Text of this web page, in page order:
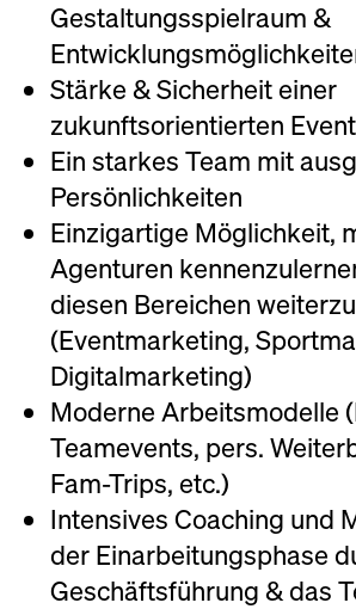
Gestaltungsspielraum &
Stärke & Sicherheit einer
zukunftsorientierten
Ein starkes Team mit
Persönlichkeiten
Einzigartige Möglichkeit,
Agenturen
diesen Bereichen
(Eventmarketing,
Digitalmarketing)
Moderne Arbeitsmodelle
Teamevents, pers.
Fam-Trips, etc.)
Intensives Coaching und
der Einarbeitungsphase
Geschäftsführung & das